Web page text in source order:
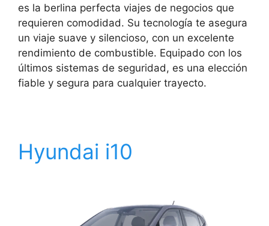
es la berlina perfecta viajes de negocios que
requieren comodidad. Su tecnología te asegura
un viaje suave y silencioso, con un excelente
rendimiento de combustible. Equipado con los
últimos sistemas de seguridad, es una elección
fiable y segura para cualquier trayecto.
Hyundai i10